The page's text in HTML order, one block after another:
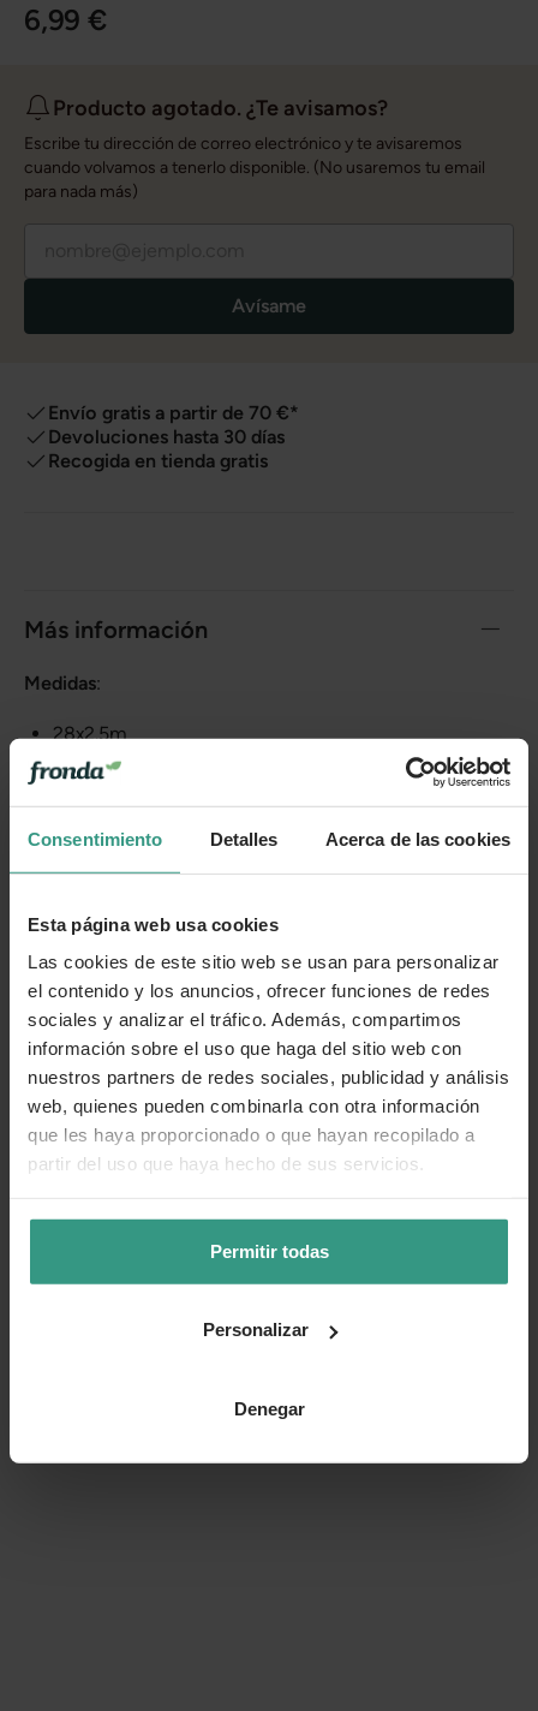
Consentimiento Detalles Acerca de las cookies
Esta página web usa cookies
Las cookies de este sitio web se usan para personalizar
el contenido y los anuncios, ofrecer funciones de redes
sociales y analizar el tráfico. Además, compartimos
información sobre el uso que haga del sitio web con
nuestros partners de redes sociales, publicidad y análisis
web, quienes pueden combinarla con otra información
que les haya proporcionado o que hayan recopilado a
partir del uso que haya hecho de sus servicios.
Permitir todas
Personalizar
Denegar
6,99 €
Producto agotado. ¿Te avisamos?
Escribe tu dirección de correo electrónico y te avisaremos
cuando volvamos a tenerlo disponible. (No usaremos tu email
para nada más)
Avísame
Envío gratis a partir de 70 €*
Devoluciones hasta 30 días
Recogida en tienda gratis
Más información
Medidas:
28x2.5m
Número de artículo:11251443
¿Te ha resultado útil la información de este producto?
👍 Sí 😐 Más o menos 👎 No